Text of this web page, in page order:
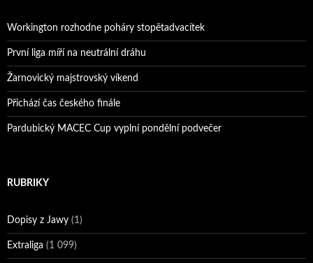
Workington rozhodne poháry stopětadvacítek
První liga míří na neutrální dráhu
Žarnovický majstrovský víkend
Přichází čas českého finále
Pardubický MACEC Cup vyplní pondělní podvečer
RUBRIKY
Dopisy z Jawy (1)
Extraliga (1 099)